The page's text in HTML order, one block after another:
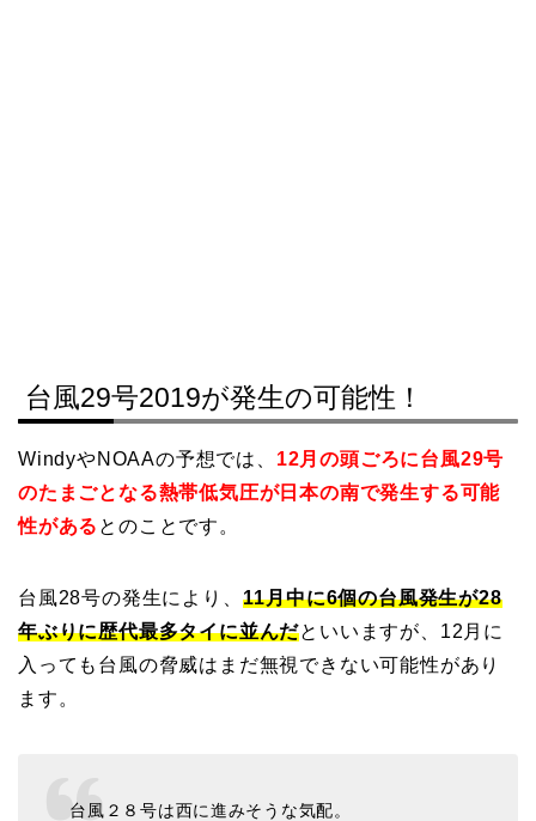
台風29号2019が発生の可能性！
WindyやNOAAの予想では、 12月の頭ごろに台風29号
のたまごとなる熱帯低気圧が日本の南で発生する可能
性がある とのことです。
台風28号の発生により、 11月中に6個の台風発生が28
年ぶりに歴代最多タイに並んだといいますが、12月に
入っても台風の脅威はまだ無視できない可能性があり
ます。
台風２８号は西に進みそうな気配。